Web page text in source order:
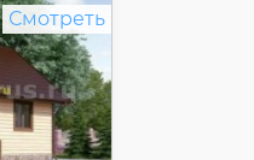
Смотреть